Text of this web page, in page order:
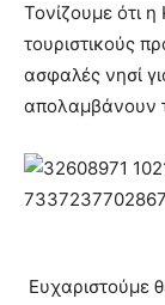
Τονίζουμε ότι
τουριστικούς
ασφαλές νησί
απολαμβάνουν
Ευχαριστούμε